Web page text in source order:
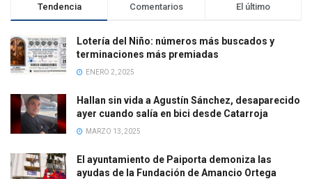
Tendencia Comentarios El último
Lotería del Niño: números más buscados y
terminaciones más premiadas
ENERO 2, 2025
Hallan sin vida a Agustín Sánchez, desaparecido
ayer cuando salía en bici desde Catarroja
MARZO 13, 2025
El ayuntamiento de Paiporta demoniza las
ayudas de la Fundación de Amancio Ortega